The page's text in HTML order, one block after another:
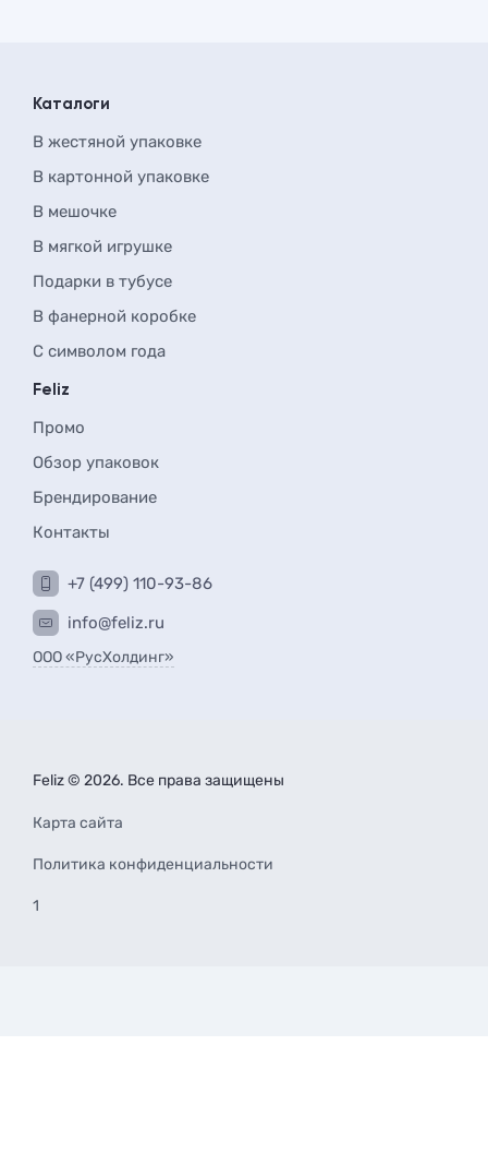
Каталоги
В жестяной упаковке
В картонной упаковке
В мешочке
В мягкой игрушке
Подарки в тубусе
В фанерной коробке
С символом года
Feliz
Промо
Обзор упаковок
Брендирование
Контакты
+7 (499) 110-93-86
info@feliz.ru
ООО «РусХолдинг»
Feliz © 2026. Все права защищены
Карта сайта
Политика конфиденциальности